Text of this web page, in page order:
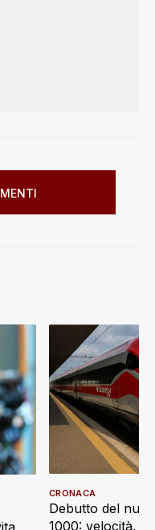
Debutto del
1000: velocità,
CRONACA